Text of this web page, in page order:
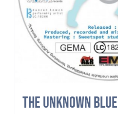
The Unknown Blue